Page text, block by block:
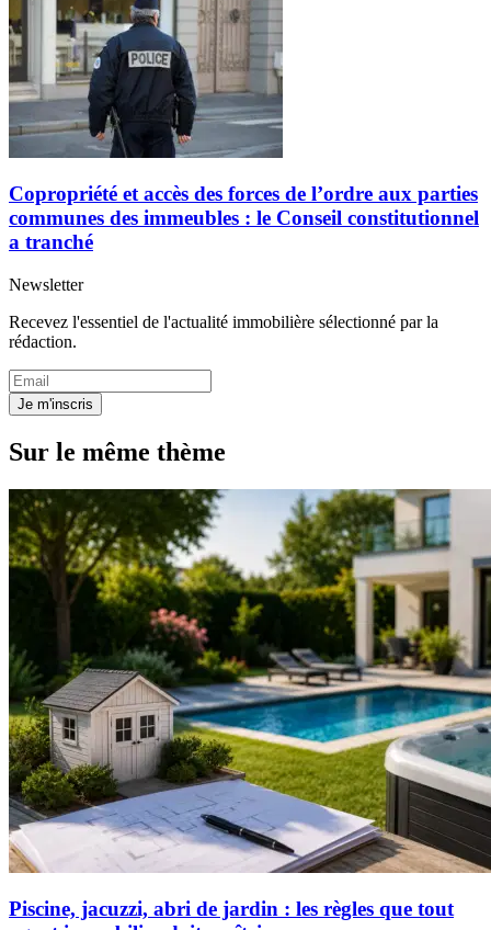
Copropriété et accès des forces de l’ordre aux parties
communes des immeubles : le Conseil constitutionnel
a tranché
Newsletter
Recevez l'essentiel de l'actualité immobilière sélectionné par la
rédaction.
Je m'inscris
Sur le même thème
Piscine, jacuzzi, abri de jardin : les règles que tout